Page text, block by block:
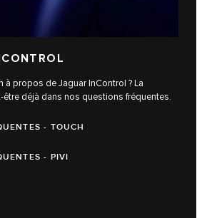
à propos de Jaguar InControl ? La
déjà dans nos questions fréquentes.
- TOUCH
- PIVI